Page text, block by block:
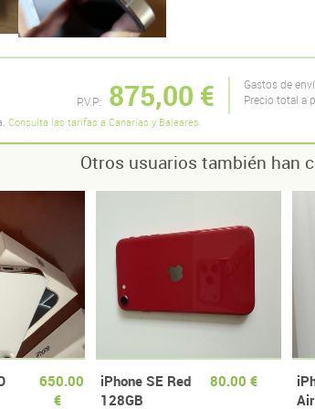
P.V.P: 875,00 € Gastos de
Precio total a
Consulta las tarifas a Canarias y Baleares.
Otros usuarios también han
650.00
€
iPhone SE Red
128GB
80.00 €